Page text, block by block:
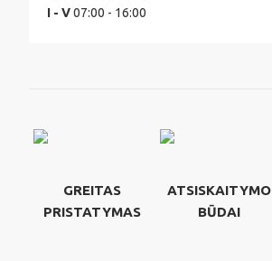
I - V07:00 - 16:00
GREITAS
PRISTATYMAS
ATSISKAITYMO
BŪDAI